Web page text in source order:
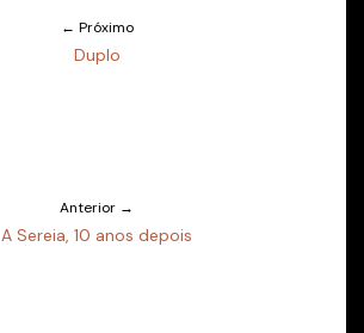
← Próximo
Duplo
Anterior →
A Sereia, 10 anos depois